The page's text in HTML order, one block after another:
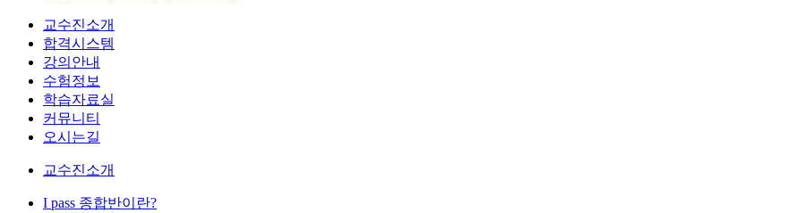
교수진소개
합격시스템
강의안내
수험정보
학습자료실
커뮤니티
오시는길
교수진소개
I pass 종합반이란?